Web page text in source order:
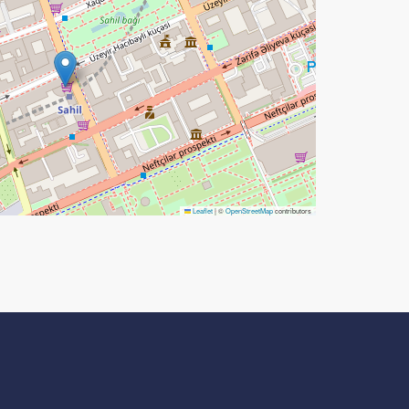
Leaflet|©OpenStreetMapcontributors